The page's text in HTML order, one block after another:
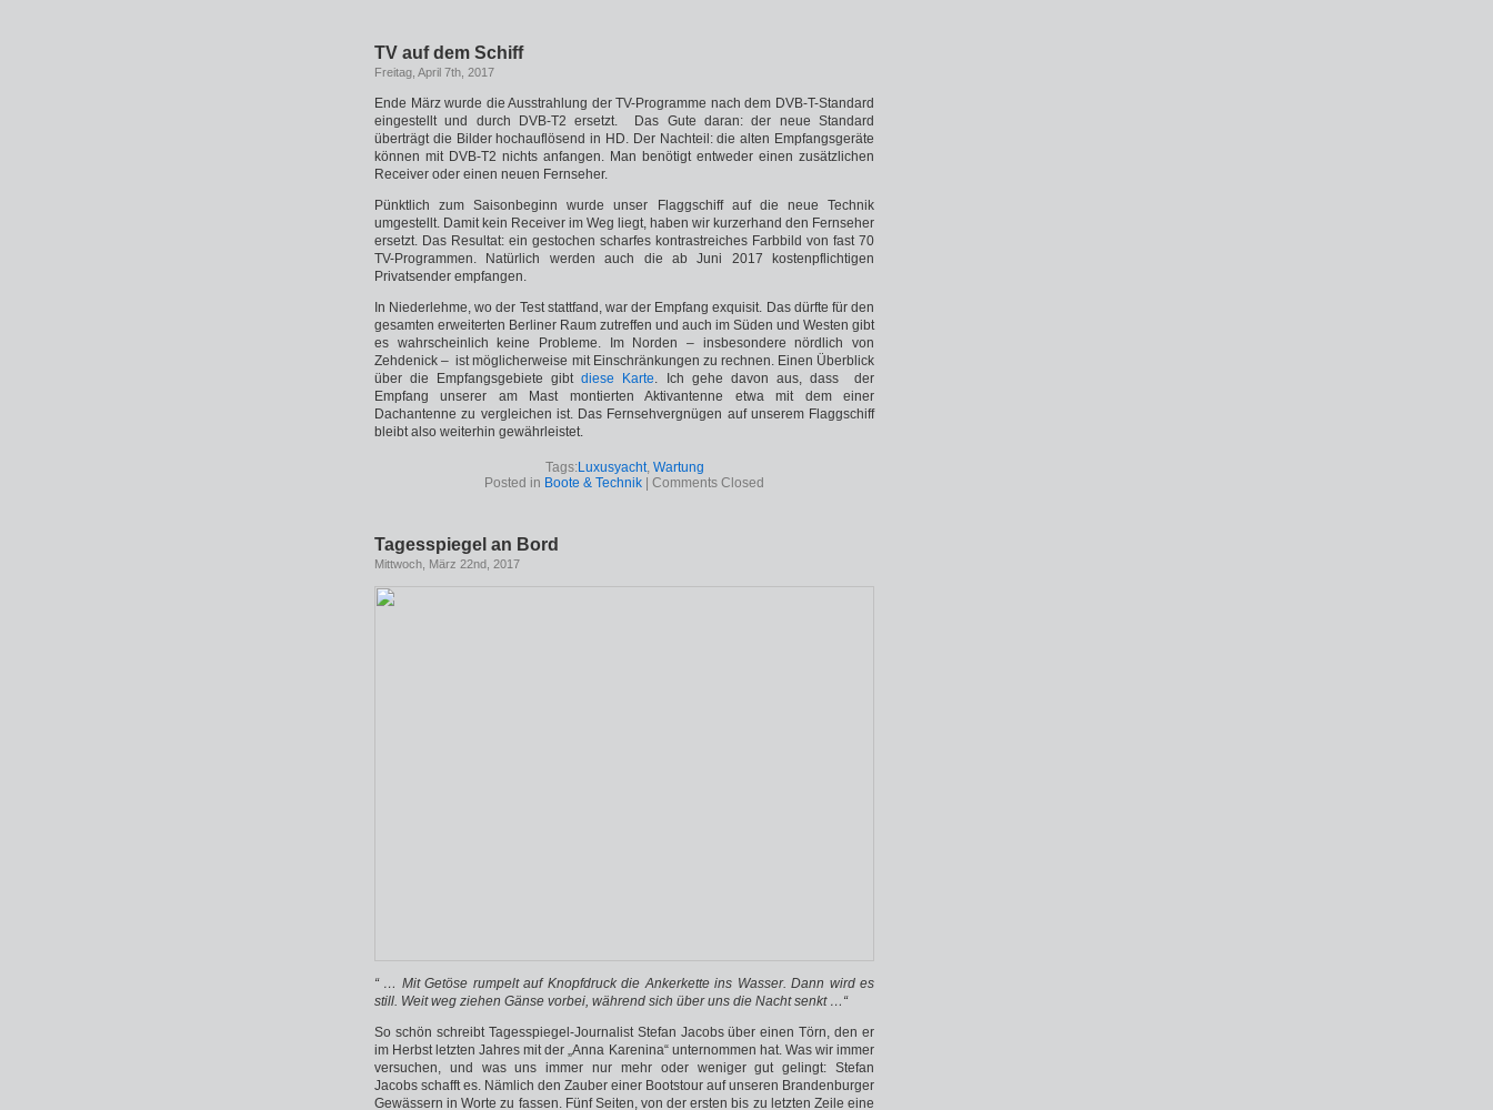
TV auf dem Schiff
Freitag, April 7th, 2017
Ende März wurde die Ausstrahlung der TV-Programme nach dem DVB-T-Standard
eingestellt und durch DVB-T2 ersetzt. Das Gute daran: der neue Standard
überträgt die Bilder hochauflösend in HD. Der Nachteil: die alten Empfangsgeräte
können mit DVB-T2 nichts anfangen. Man benötigt entweder einen zusätzlichen
Receiver oder einen neuen Fernseher.
Pünktlich zum Saisonbeginn wurde unser Flaggschiff auf die neue Technik
umgestellt. Damit kein Receiver im Weg liegt, haben wir kurzerhand den Fernseher
ersetzt. Das Resultat: ein gestochen scharfes kontrastreiches Farbbild von fast 70
TV-Programmen. Natürlich werden auch die ab Juni 2017 kostenpflichtigen
Privatsender empfangen.
In Niederlehme, wo der Test stattfand, war der Empfang exquisit. Das dürfte für den
gesamten erweiterten Berliner Raum zutreffen und auch im Süden und Westen gibt
es wahrscheinlich keine Probleme. Im Norden – insbesondere nördlich von
Zehdenick – ist möglicherweise mit Einschränkungen zu rechnen. Einen Überblick
über die Empfangsgebiete gibtdiese Karte. Ich gehe davon aus, dass der
Empfang unserer am Mast montierten Aktivantenne etwa mit dem einer
Dachantenne zu vergleichen ist. Das Fernsehvergnügen auf unserem Flaggschiff
bleibt also weiterhin gewährleistet.
Tags: Luxusyacht, Wartung
Posted in Boote & Technik Comments Closed
Tagesspiegel an Bord
Mittwoch, März 22nd, 2017
“ … Mit Getöse rumpelt auf Knopfdruck die Ankerkette ins Wasser. Dann wird es
still. Weit weg ziehen Gänse vorbei, während sich über uns die Nacht senkt …“
So schön schreibt Tagesspiegel-Journalist Stefan Jacobs über einen Törn, den er
im Herbst letzten Jahres mit der „Anna Karenina“ unternommen hat. Was wir immer
versuchen, und was uns immer nur mehr oder weniger gut gelingt: Stefan
Jacobs schafft es. Nämlich den Zauber einer Bootstour auf unseren Brandenburger
Gewässern in Worte zu fassen. Fünf Seiten, von der ersten bis zu letzten Zeile eine